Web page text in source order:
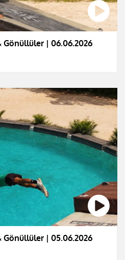
Gönüllüler | 06.06.2026
Gönüllüler | 05.06.2026